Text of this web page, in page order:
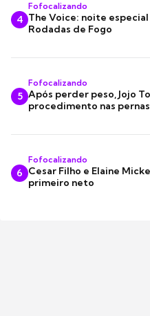
4
Fofocalizando
The Voice: noite
Rodadas de Fogo
5
Fofocalizando
Após perder peso, Jojo
procedimento nas pernas
6
Fofocalizando
Cesar Filho e Elaine
primeiro neto